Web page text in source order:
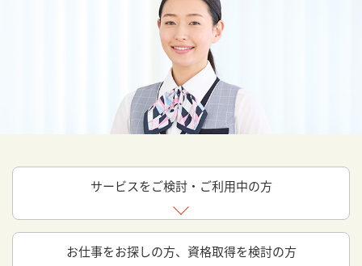
サービスをご検討・ご利用中の方
お仕事をお探しの方、資格取得を検討の方